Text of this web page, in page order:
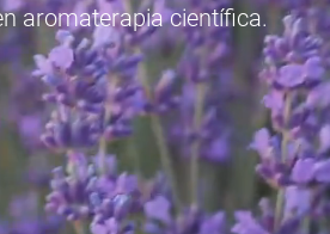
aromaterapia científica.